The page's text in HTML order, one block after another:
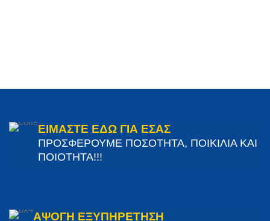
ΕΙΜΑΣΤΕ ΕΔΩ ΓΙΑ ΕΣΑΣ
ΠΡΟΣΦΕΡΟΥΜΕ ΠΟΣΟΤΗΤΑ, ΠΟΙΚΙΛΙΑ ΚΑΙ
ΠΟΙΟΤΗΤΑ!!!
ΑΨΟΓΗ ΕΞΥΠΗΡΕΤΗΣΗ